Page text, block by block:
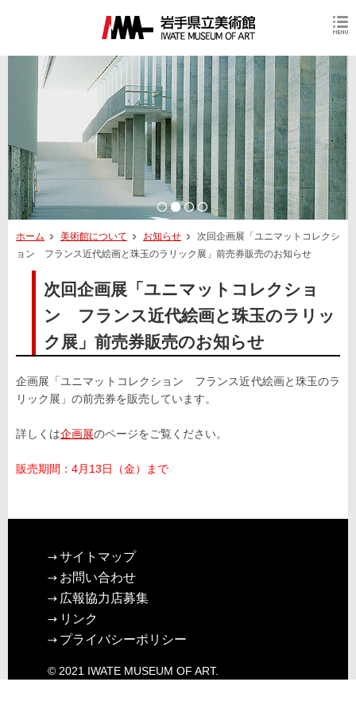
ホーム 美術館について お知らせ
次回企画展「ユニマットコレクシ
ョン フランス近代絵画と珠玉のラリック展」前売券販売のお知らせ
次回企画展「ユニマットコレクショ
ン フランス近代絵画と珠玉のラリッ
ク展」前売券販売のお知らせ
企画展「ユニマットコレクション フランス近代絵画と珠玉のラ
リック展」の前売券を販売しています。
詳しくは企画展のページをご覧ください。
販売期間：4月13日（金）まで
サイトマップ
お問い合わせ
広報協力店募集
リンク
プライバシーポリシー
© 2021 IWATE MUSEUM OF ART.